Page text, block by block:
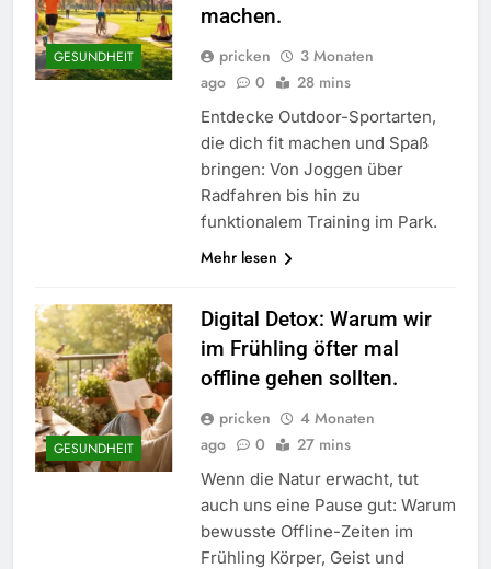
GESUNDHEIT
machen.
pricken
3 Monaten
ago
0 28 mins
Entdecke Outdoor-Sportarten,
die dich fit machen und Spaß
bringen: Von Joggen über
Radfahren bis hin zu
funktionalem Training im Park.
Mehr lesen
GESUNDHEIT
Digital Detox: Warum wir
im Frühling öfter mal
offline gehen sollten.
pricken
4 Monaten
ago
0 27 mins
Wenn die Natur erwacht, tut
auch uns eine Pause gut: Warum
bewusste Offline-Zeiten im
Frühling Körper, Geist und